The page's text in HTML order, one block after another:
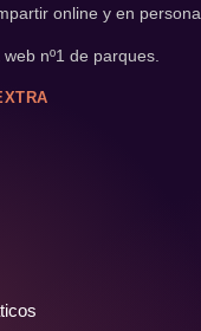
online y en persona.
nº1 de parques.